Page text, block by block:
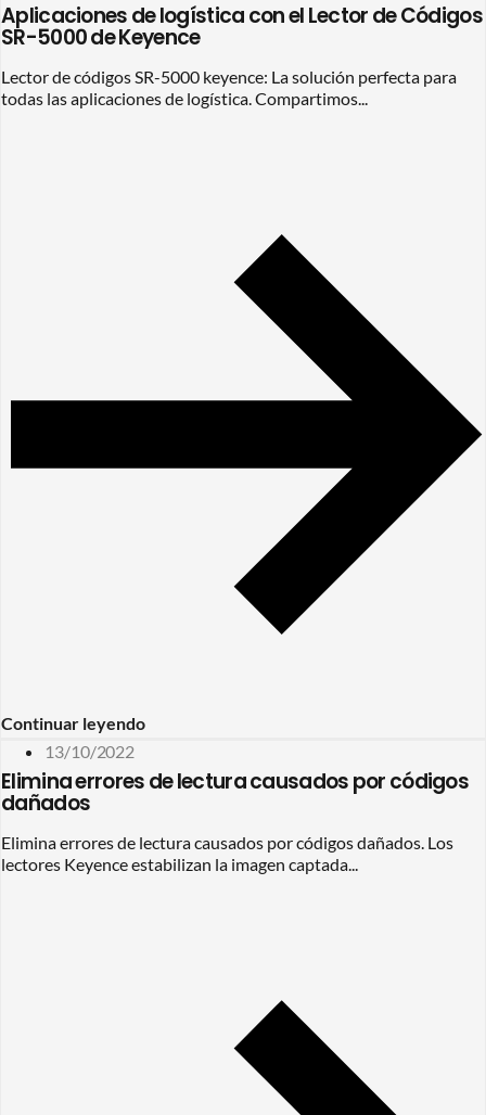
Aplicaciones de logística con el Lector de Códigos
SR-5000 de Keyence
Lector de códigos SR-5000 keyence: La solución perfecta para
todas las aplicaciones de logística. Compartimos...
Continuar leyendo
13/10/2022
Elimina errores de lectura causados por códigos
dañados
Elimina errores de lectura causados por códigos dañados. Los
lectores Keyence estabilizan la imagen captada...